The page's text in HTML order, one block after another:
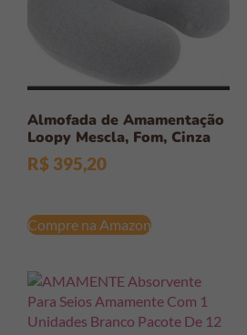
Almofada de Amamentação
Loopy Mescla, Fom, Cinza
R$ 395,20
Compre na Amazon